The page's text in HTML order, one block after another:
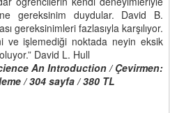
gereksinim duydular. David B.
gereksinimleri fazlasıyla karşılıyor.
ve işlemediği noktada neyin eksik
David L. Hull
An Introduction / Çevirmen:
/ 304 sayfa / 380 TL